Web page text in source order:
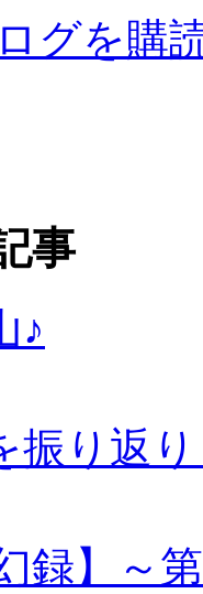
グを購
事
♪
振り返
録】～